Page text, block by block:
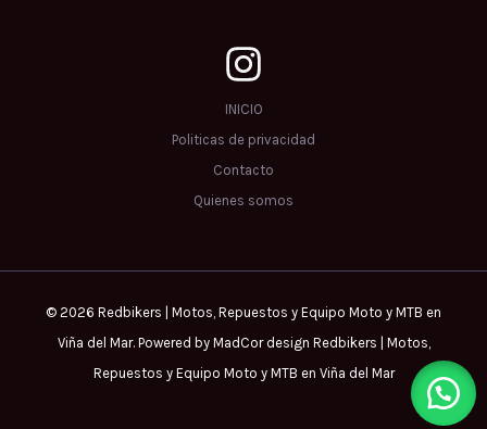
INICIO
Politicas de privacidad
Contacto
Quienes somos
© 2026 Redbikers | Motos, Repuestos y Equipo Moto y MTB en
Viña del Mar. Powered by MadCor design Redbikers | Motos,
Repuestos y Equipo Moto y MTB en Viña del Mar